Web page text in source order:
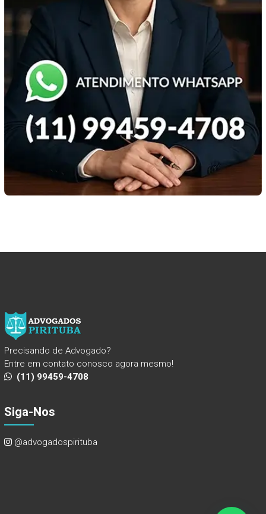
Precisando de Advogado?
Entre em contato conosco agora mesmo!
(11) 99459-4708
Siga-Nos
@advogadospirituba